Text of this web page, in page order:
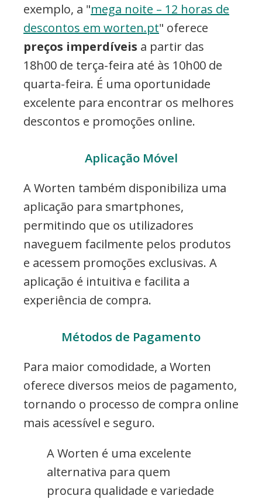
exemplo, a "mega noite – 12 horas de
descontos em worten.pt" oferece
preços imperdíveis a partir das
18h00 de terça-feira até às 10h00 de
quarta-feira. É uma oportunidade
excelente para encontrar os melhores
descontos e promoções online.
Aplicação Móvel
A Worten também disponibiliza uma
aplicação para smartphones,
permitindo que os utilizadores
naveguem facilmente pelos produtos
e acessem promoções exclusivas. A
aplicação é intuitiva e facilita a
experiência de compra.
Métodos de Pagamento
Para maior comodidade, a Worten
oferece diversos meios de pagamento,
tornando o processo de compra online
mais acessível e seguro.
A Worten é uma excelente
alternativa para quem
procura qualidade e variedade